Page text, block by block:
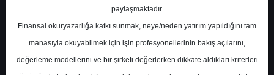
1
oyak-yatirim-teknik-analiz-ve-
hisse-onerileri-5152
İlgili
Dosyayı
paylaşmaktadır.
Finansal okuryazarlığa katkı sunmak, neye/neden yatırım yapıldığını tam
manasıyla okuyabilmek için işin profesyonellerinin bakış açılarını,
değerleme modellerini ve bir şirketi değerlerken dikkate aldıkları kriterleri